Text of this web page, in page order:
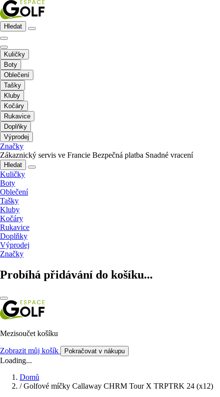
Hledat
Kuličky
Boty
Oblečení
Tašky
Kluby
Kočáry
Rukavice
Doplňky
Výprodej
Značky
Zákaznický servis ve Francie Bezpečná platba Snadné vracení
Hledat
Kuličky
Boty
Oblečení
Tašky
Kluby
Kočáry
Rukavice
Doplňky
Výprodej
Značky
Probíhá přidávání do košíku...
Mezisoučet košíku
Zobrazit můj košík Pokračovat v nákupu
Loading...
Domů
/ Golfové míčky Callaway CHRM Tour X TRPTRK 24 (x12)